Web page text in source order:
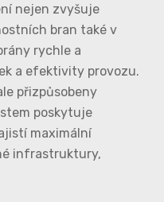
nejen zvyšuje
bran také v
rychle a
a efektivity provozu.
přizpůsobeny
poskytuje
maximální
infrastruktury,